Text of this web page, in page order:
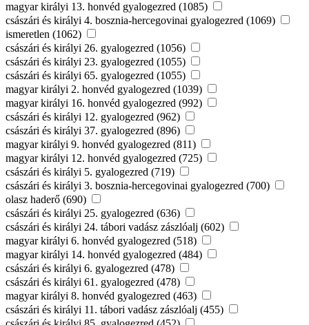
magyar királyi 13. honvéd gyalogezred (1085)
császári és királyi 4. bosznia-hercegovinai gyalogezred (1069)
ismeretlen (1062)
császári és királyi 26. gyalogezred (1056)
császári és királyi 23. gyalogezred (1055)
császári és királyi 65. gyalogezred (1055)
magyar királyi 2. honvéd gyalogezred (1039)
magyar királyi 16. honvéd gyalogezred (992)
császári és királyi 12. gyalogezred (962)
császári és királyi 37. gyalogezred (896)
magyar királyi 9. honvéd gyalogezred (811)
magyar királyi 12. honvéd gyalogezred (725)
császári és királyi 5. gyalogezred (719)
császári és királyi 3. bosznia-hercegovinai gyalogezred (700)
olasz haderő (690)
császári és királyi 25. gyalogezred (636)
császári és királyi 24. tábori vadász zászlóalj (602)
magyar királyi 6. honvéd gyalogezred (518)
magyar királyi 14. honvéd gyalogezred (484)
császári és királyi 6. gyalogezred (478)
császári és királyi 61. gyalogezred (478)
magyar királyi 8. honvéd gyalogezred (463)
császári és királyi 11. tábori vadász zászlóalj (455)